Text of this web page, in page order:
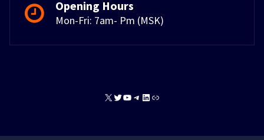
Opening Hours
Mon-Fri: 7am- Pm (MSK)
X TwitterYouTube
Telegram